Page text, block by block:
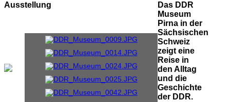
Ausstellung
Das DDR
Museum
Pirna in der
Sächsischen
Schweiz
zeigt eine
Reise in
den Alltag
und die
Geschichte
der DDR.